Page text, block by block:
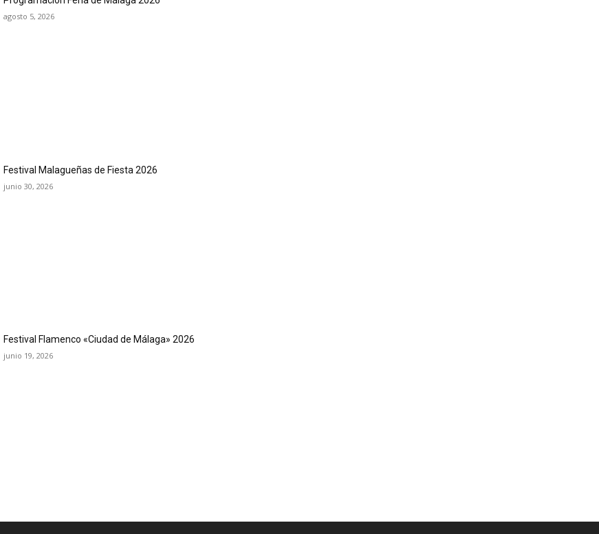
agosto 5, 2026
Festival Malagueñas de Fiesta 2026
junio 30, 2026
Festival Flamenco «Ciudad de Málaga» 2026
junio 19, 2026